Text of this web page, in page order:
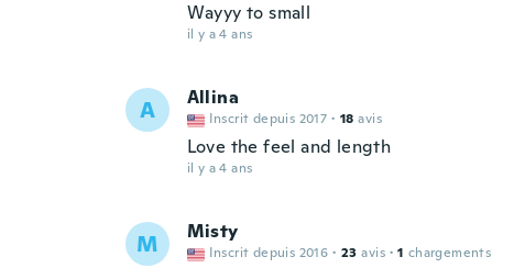
Wayyy to small
il y a 4 ans
A Allina
Inscrit depuis 2017 · 18 avis
Love the feel and length
il y a 4 ans
M Misty
Inscrit depuis 2016 · 23 avis · 1 chargements